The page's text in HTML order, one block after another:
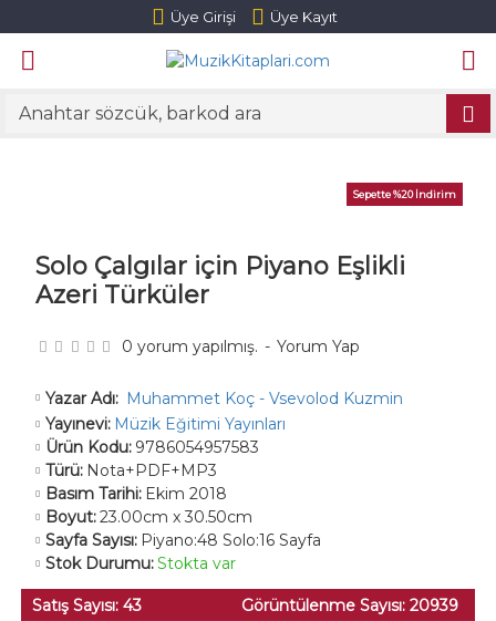
Üye Girişi Üye Kayıt
Sepette %20 İndirim
Solo Çalgılar için Piyano Eşlikli
Azeri Türküler
Yazar Adı: Muhammet Koç - Vsevolod Kuzmin
Yayınevi: Müzik Eğitimi Yayınları
Ürün Kodu: 9786054957583
Türü: Nota+PDF+MP3
Basım Tarihi: Ekim 2018
Boyut:23.00cm x 30.50cm
Sayfa Sayısı: Piyano:48 Solo:16 Sayfa
Stok Durumu:Stokta var
Satış Sayısı: 43 Görüntülenme Sayısı: 20939
0 yorum yapılmış. - Yorum Yap